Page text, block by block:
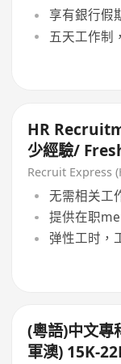
享有銀行假
五天工作制
HR
少經驗/
工]
Recruit Express
无需相关工
提供在职
弹性工时，
(粵語)中文
軍澳) 15K-